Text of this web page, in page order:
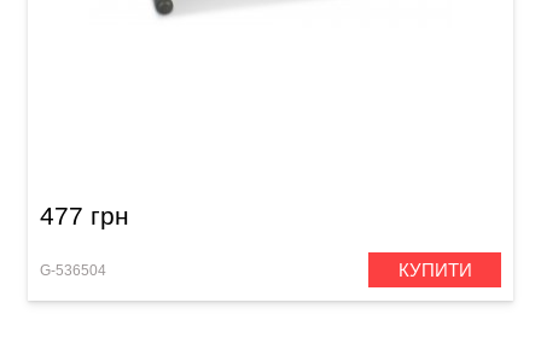
477 грн
G-536504 КУПИТИ